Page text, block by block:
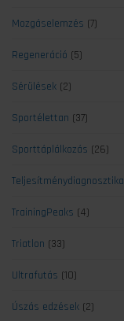
Mozgáselemzés (7)
Regeneráció (5)
Sérülések (2)
Sportélettan (37)
Sporttáplálkozás (26)
Teljesítménydiagnosztika
TrainingPeaks (4)
Triatlon (33)
Ultrafutás (10)
Úszás edzések (2)